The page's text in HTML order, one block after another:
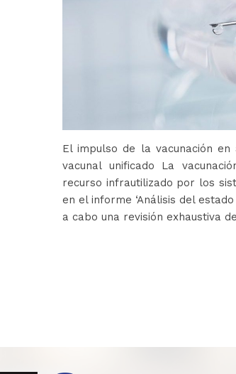
El impulso de la vacunación
vacunal unificado La
recurso infrautilizado por los
en el informe ‘Análisis del
a cabo una revisión exhaustiva